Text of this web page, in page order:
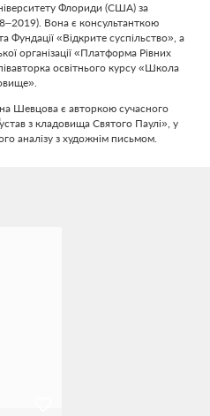
Флориди (США) за
Вона є консультанткою
«Відкрите суспільство», а
організації «Платформа Рівних
освітнього курсу «Школа
Шевцова є авторкою сучасного
з кладовища Святого Паулі», у
аналізу з художнім письмом.